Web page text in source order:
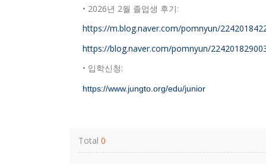
• 2026년 2월 졸업생 후기:
https://m.blog.naver.com/pomnyun/
https://blog.naver.com/pomnyun/
• 입학신청:
https://www.jungto.org/edu/junior
Total 0